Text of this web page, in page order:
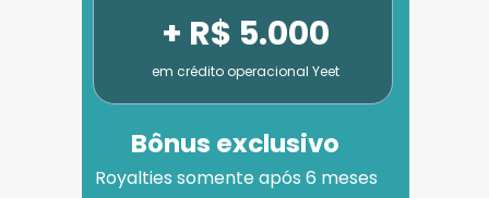
Bônus exclusivo
+ R$ 5.000
em crédito operacional Yeet
Royalties somente após 6 meses